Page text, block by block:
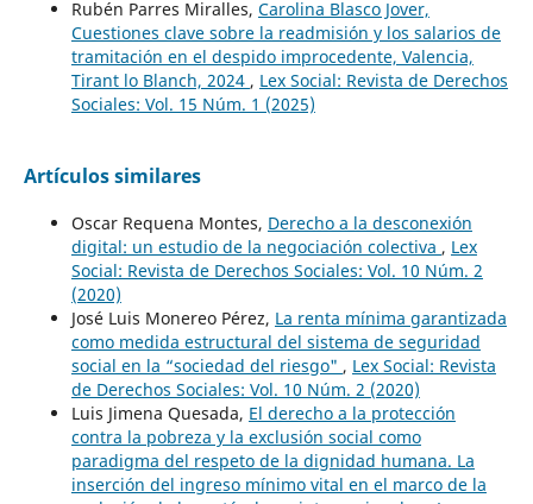
Rubén Parres Miralles, Carolina Blasco Jover,
Cuestiones clave sobre la readmisión y los salarios de
tramitación en el despido improcedente, Valencia,
Tirant lo Blanch, 2024 , Lex Social: Revista de Derechos
Sociales: Vol. 15 Núm. 1 (2025)
Artículos similares
Oscar Requena Montes, Derecho a la desconexión
digital: un estudio de la negociación colectiva , Lex
Social: Revista de Derechos Sociales: Vol. 10 Núm. 2
(2020)
José Luis Monereo Pérez, La renta mínima garantizada
como medida estructural del sistema de seguridad
social en la “sociedad del riesgo" , Lex Social: Revista
de Derechos Sociales: Vol. 10 Núm. 2 (2020)
Luis Jimena Quesada, El derecho a la protección
contra la pobreza y la exclusión social como
paradigma del respeto de la dignidad humana. La
inserción del ingreso mínimo vital en el marco de la